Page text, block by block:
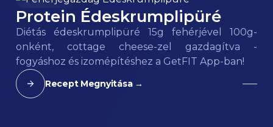
95kcal
Protein Édeskrumplipüré
Diétás édeskrumplipüré 15g fehérjével 100g-
onként, cottage cheese-zel gazdagítva -
fogyáshoz és izomépítéshez a GetFIT App-ban!
Recept Megnyitása →